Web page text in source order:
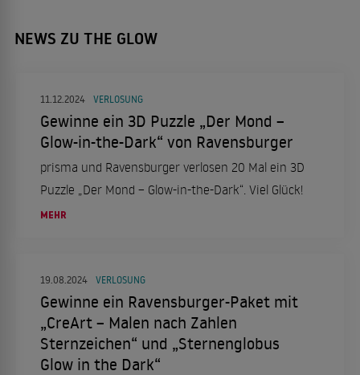
NEWS ZU THE GLOW
11.12.2024 VERLOSUNG
Gewinne ein 3D Puzzle „Der Mond –
Glow-in-the-Dark“ von Ravensburger
prisma und Ravensburger verlosen 20 Mal ein 3D
Puzzle „Der Mond – Glow-in-the-Dark“. Viel Glück!
MEHR
19.08.2024 VERLOSUNG
Gewinne ein Ravensburger-Paket mit
„CreArt – Malen nach Zahlen
Sternzeichen“ und „Sternenglobus
Glow in the Dark“